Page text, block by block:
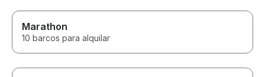
Marathon
10 barcos para alquilar